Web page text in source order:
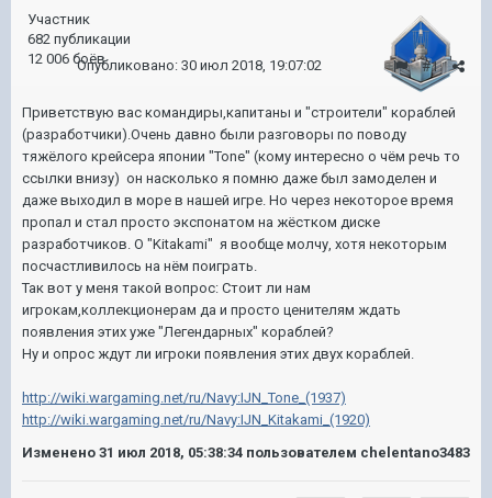
Участник
682 публикации
12 006 боёв
#1
Опубликовано: 30 июл 2018, 19:07:02
Приветствую вас командиры,капитаны и "строители" кораблей
(разработчики).Очень давно были разговоры по поводу
тяжёлого крейсера японии "Tone" (кому интересно о чём речь то
ссылки внизу) он насколько я помню даже был замоделен и
даже выходил в море в нашей игре. Но через некоторое время
пропал и стал просто экспонатом на жёстком диске
разработчиков. О "Kitakami" я вообще молчу, хотя некоторым
посчастливилось на нём поиграть.
Так вот у меня такой вопрос: Стоит ли нам
игрокам,коллекционерам да и просто ценителям ждать
появления этих уже "Легендарных" кораблей?
Ну и опрос ждут ли игроки появления этих двух кораблей.
http://wiki.wargaming.net/ru/Navy:IJN_Tone_(1937)
http://wiki.wargaming.net/ru/Navy:IJN_Kitakami_(1920)
Изменено 31 июл 2018, 05:38:34 пользователем chelentano3483